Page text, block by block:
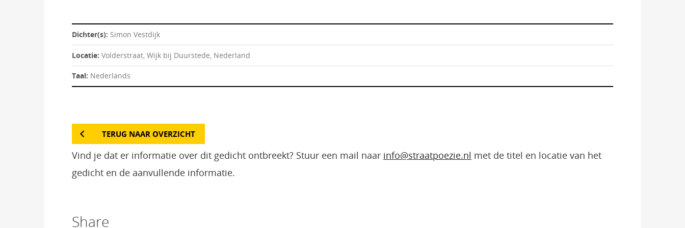
Dichter(s): Simon Vestdijk
Locatie: Volderstraat, Wijk bij Duurstede, Nederland
Taal: Nederlands
TERUG NAAR OVERZICHT
Vind je dat er informatie over dit gedicht ontbreekt? Stuur een mail naar info@straatpoezie.nl met de titel en locatie van het
gedicht en de aanvullende informatie.
Share